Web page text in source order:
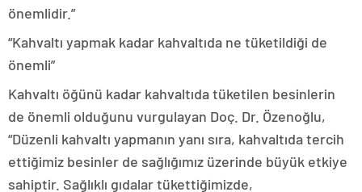
önemlidir.”
“Kahvaltı yapmak kadar kahvaltıda ne tüketildiği de
önemli”
Kahvaltı öğünü kadar kahvaltıda tüketilen besinlerin
de önemli olduğunu vurgulayan Doç. Dr. Özenoğlu,
“Düzenli kahvaltı yapmanın yanı sıra, kahvaltıda tercih
ettiğimiz besinler de sağlığımız üzerinde büyük etkiye
sahiptir. Sağlıklı gıdalar tükettiğimizde,